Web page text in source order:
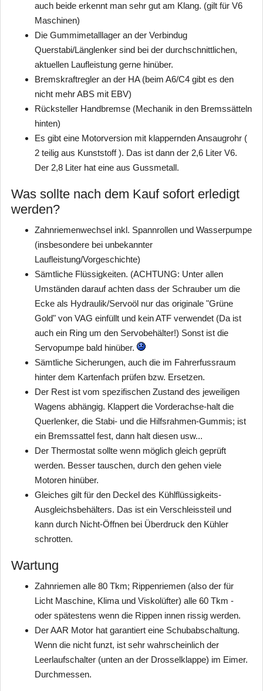
auch beide erkennt man sehr gut am Klang. (gilt für V6
Maschinen)
Die Gummimetalllager an der Verbindug
Querstabi/Länglenker sind bei der durchschnittlichen,
aktuellen Laufleistung gerne hinüber.
Bremskraftregler an der HA (beim A6/C4 gibt es den
nicht mehr ABS mit EBV)
Rücksteller Handbremse (Mechanik in den Bremssätteln
hinten)
Es gibt eine Motorversion mit klappernden Ansaugrohr (
2 teilig aus Kunststoff ). Das ist dann der 2,6 Liter V6.
Der 2,8 Liter hat eine aus Gussmetall.
Was sollte nach dem Kauf sofort erledigt
werden?
Zahnriemenwechsel inkl. Spannrollen und Wasserpumpe
(insbesondere bei unbekannter
Laufleistung/Vorgeschichte)
Sämtliche Flüssigkeiten. (ACHTUNG: Unter allen
Umständen darauf achten dass der Schrauber um die
Ecke als Hydraulik/Servoöl nur das originale "Grüne
Gold" von VAG einfüllt und kein ATF verwendet (Da ist
auch ein Ring um den Servobehälter!) Sonst ist die
Servopumpe bald hinüber.
Sämtliche Sicherungen, auch die im Fahrerfussraum
hinter dem Kartenfach prüfen bzw. Ersetzen.
Der Rest ist vom spezifischen Zustand des jeweiligen
Wagens abhängig. Klappert die Vorderachse-halt die
Querlenker, die Stabi- und die Hilfsrahmen-Gummis; ist
ein Bremssattel fest, dann halt diesen usw...
Der Thermostat sollte wenn möglich gleich geprüft
werden. Besser tauschen, durch den gehen viele
Motoren hinüber.
Gleiches gilt für den Deckel des Kühlflüssigkeits-
Ausgleichsbehälters. Das ist ein Verschleissteil und
kann durch Nicht-Öffnen bei Überdruck den Kühler
schrotten.
Wartung
Zahnriemen alle 80 Tkm; Rippenriemen (also der für
Licht Maschine, Klima und Viskolüfter) alle 60 Tkm -
oder spätestens wenn die Rippen innen rissig werden.
Der AAR Motor hat garantiert eine Schubabschaltung.
Wenn die nicht funzt, ist sehr wahrscheinlich der
Leerlaufschalter (unten an der Drosselklappe) im Eimer.
Durchmessen.